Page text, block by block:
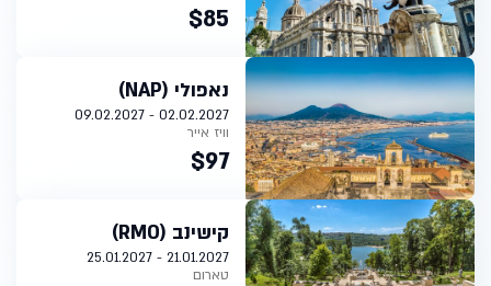
$85
נאפולי (NAP)
02.02.2027 - 09.02.2027
וויז אייר
$97
קישינב (RMO)
21.01.2027 - 25.01.2027
טארום